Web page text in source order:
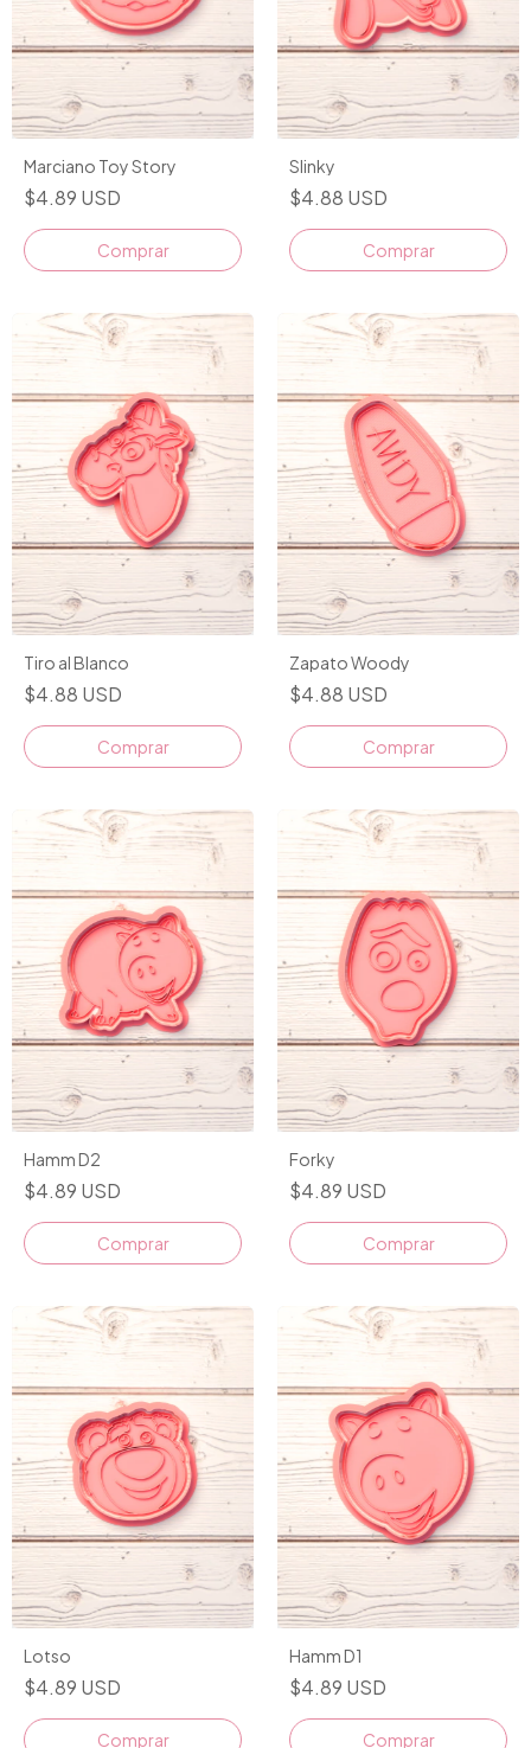
Marciano Toy Story
$4.89 USD
Comprar
Slinky
$4.88 USD
Comprar
Tiro al Blanco
$4.88 USD
Comprar
Zapato Woody
$4.88 USD
Comprar
Hamm D2
$4.89 USD
Comprar
Forky
$4.89 USD
Comprar
Lotso
$4.89 USD
Comprar
Hamm D1
$4.89 USD
Comprar